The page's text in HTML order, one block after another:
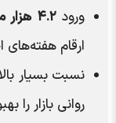
ورود۴.۲ هزار میلیارد تومان پول حقیقی
ارقام
نسبت بسیار
روانی بازار را